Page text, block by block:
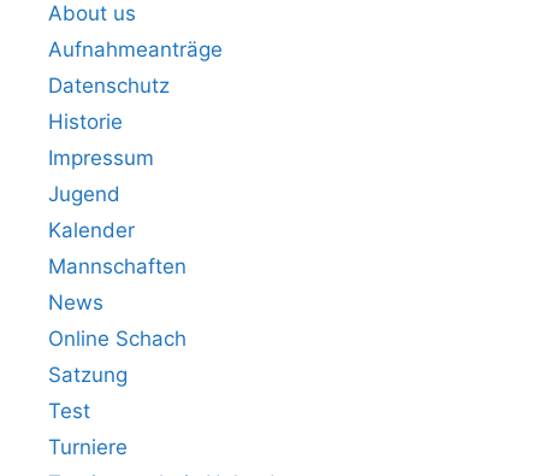
About us
Aufnahmeanträge
Datenschutz
Historie
Impressum
Jugend
Kalender
Mannschaften
News
Online Schach
Satzung
Test
Turniere